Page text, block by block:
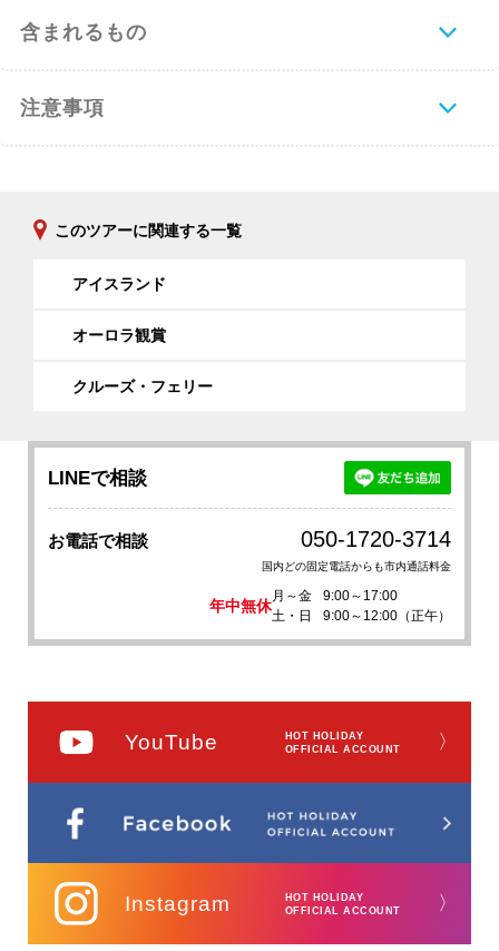
含まれるもの
注意事項
このツアーに関連する一覧
アイスランド
オーロラ観賞
クルーズ・フェリー
LINEで相談
お電話で相談 050-1720-3714
国内どの固定電話からも市内通話料金
年中無休
月～金
9:00～17:00
土・日
9:00～12:00（正午）
YouTube
HOT HOLIDAY
OFFICIAL ACCOUNT
〉
Instagram
HOT HOLIDAY
OFFICIAL ACCOUNT
〉